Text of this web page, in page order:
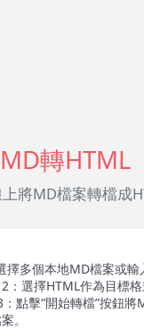
MD轉HTML
將MD檔案轉檔成
擇多個本地MD檔案或
2：選擇HTML作為目標
點擊“開始轉檔”按鈕將
。